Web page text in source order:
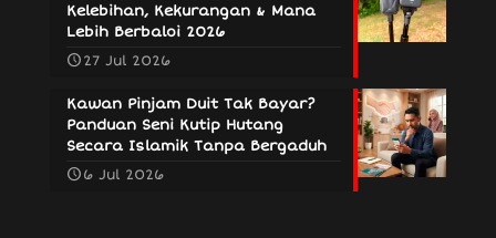
Kelebihan, Kekurangan & Mana
Lebih Berbaloi 2026
27 Jul 2026
Kawan Pinjam Duit Tak Bayar?
Panduan Seni Kutip Hutang
Secara Islamik Tanpa Bergaduh
6 Jul 2026